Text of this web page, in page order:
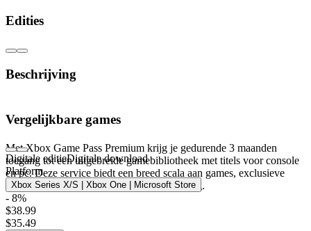
Edities
Beschrijving
speelplezier
Met Xbox Game Pass Premium krijg je gedurende 3 maanden
toegang tot een uitgebreide gamebibliotheek met titels voor console
en pc. Deze service biedt een breed scala aan games, exclusieve
voordelen en een online multiplayer-ervaring.
Wat biedt Xbox Game Pass Premium?
Vergelijkbare games
Digitale editieDigitale download
Platform
Xbox Series X/S | Xbox One | Microsoft Store
- 8%
$38.99
$35.49